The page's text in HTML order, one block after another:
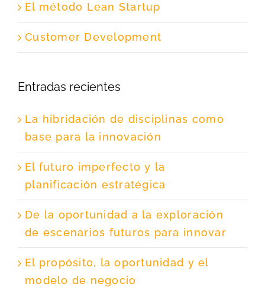
El método Lean Startup
Customer Development
Entradas recientes
La hibridación de disciplinas como
base para la innovación
El futuro imperfecto y la
planificación estratégica
De la oportunidad a la exploración
de escenarios futuros para innovar
El propósito, la oportunidad y el
modelo de negocio